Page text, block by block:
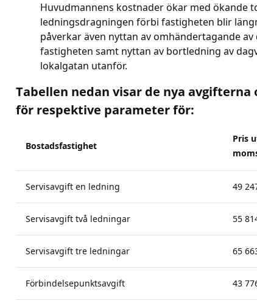
Huvudmannens kostnader ökar med ökande
ledningsdragningen förbi fastigheten blir
påverkar även nyttan av omhändertagande
fastigheten samt nyttan av bortledning av
lokalgatan utanför.
Tabellen nedan visar de nya avgifterna
för respektive parameter för:
Bostadsfastighet
Pris
Servisavgift en ledning 49
Servisavgift två ledningar 55
Servisavgift tre ledningar 65
Förbindelsepunktsavgift 43